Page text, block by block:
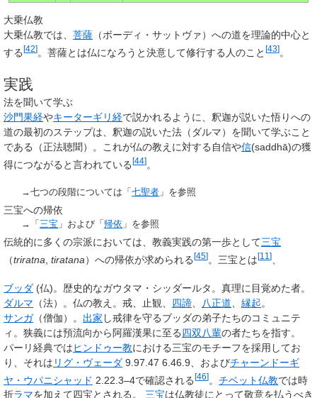
大乗仏教
大乗仏教では、 菩薩 （ボーディ・サットヴァ）への道を理論的中心と
する [42] 。菩薩とは仏になろうと決意して修行する人のこと [43] 。
実践
法を聞いて学ぶ
沙門果経やキーターギリ経で説かれるように、釈迦が説いた悟りへの
道の最初のステップは、釈迦の説いた法（ダルマ）を聞いて学ぶこと
である（正法聴聞）。これが仏の教えに対する自信や信(saddhā)の獲
得につながると言われている [44] 。
→七つの段階については「七聖者 」を参照
三宝への帰依
→「三宝 」および「 帰依 」を参照
伝統的に多くの宗派においては、教義実践の第一歩として三宝
（triratna tiratana）への帰依が求められる [45] 。三宝とは[11 ]
ブッダ (仏)。歴史的なガウタマ・シッダールタ。真理に目覚めた者。
ダルマ （法）。仏の教え。戒、止観、 四諦 八正道 縁起。
サンガ（僧伽）。 出家 し戒律を守るブッダの弟子たちのコミュニテ
ィ。狭義には預流向から阿羅漢果に至る四双八輩の者たちを指す。
パーリ経典ではヒンドゥー教における三宝のモチーフを採用してお
り、それは リグ・ヴェーダ 9.97.47 6.46.9、およびチャーンドーギ
ヤ・ウパニシャッド 2.22.3–4で確認される[46]。 チベット仏教では時
折ラマを加えて四宝とされる。 三宝は仏教徒にとって敬意を払うべき